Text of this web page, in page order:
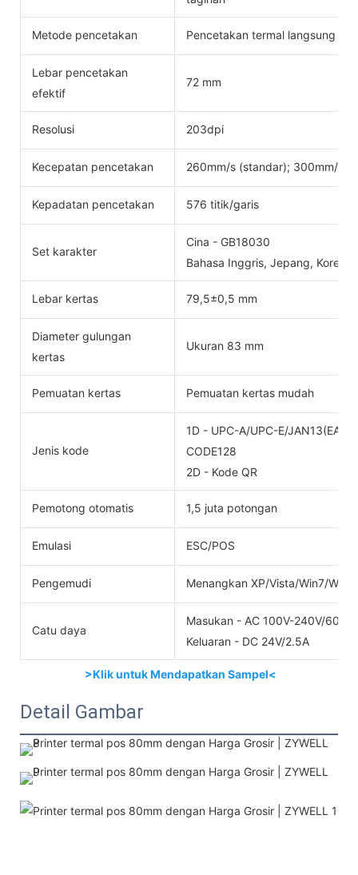
Metode pencetakan Pencetakan termal langsung
Lebar pencetakan
efektif
72 mm
Resolusi 203dpi
Kecepatan pencetakan 260mm/s (standar); 300mm/s
Kepadatan pencetakan 576 titik/garis
Set karakter
Cina - GB18030
Bahasa Inggris, Jepang, Korea,
Lebar kertas 79,5±0,5 mm
Diameter gulungan
kertas
Ukuran 83 mm
Pemuatan kertas Pemuatan kertas mudah
Jenis kode
1D - UPC-A/UPC-E/
CODE128
2D - Kode QR
Pemotong otomatis 1,5 juta potongan
Emulasi ESC/POS
Pengemudi Menangkan XP/Vista/Win7/
Catu daya
Masukan - AC 100V-240V/60HZ
Keluaran - DC 24V/2.5A
>Klik untuk Mendapatkan Sampel<
Detail Gambar